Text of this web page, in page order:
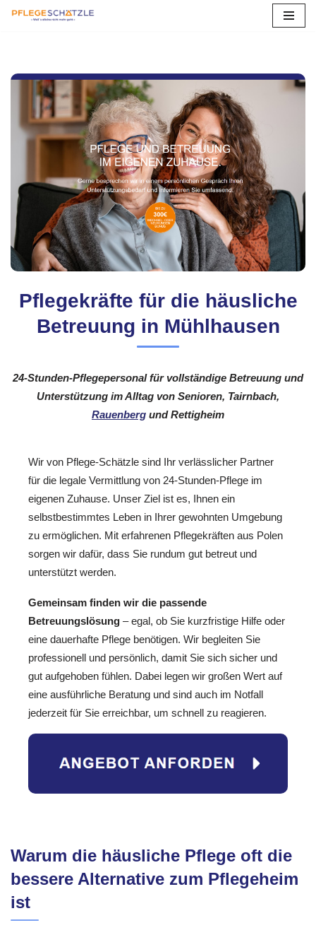
springen
Pflegekräfte für die häusliche
Betreuung in Mühlhausen
24-Stunden-Pflegepersonal für vollständige Betreuung und
Unterstützung im Alltag von Senioren, Tairnbach,
Rauenberg und Rettigheim
Wir von Pflege-Schätzle sind Ihr verlässlicher Partner
für die legale Vermittlung von 24-Stunden-Pflege im
eigenen Zuhause. Unser Ziel ist es, Ihnen ein
selbstbestimmtes Leben in Ihrer gewohnten Umgebung
zu ermöglichen. Mit erfahrenen Pflegekräften aus Polen
sorgen wir dafür, dass Sie rundum gut betreut und
unterstützt werden.
Gemeinsam finden wir die passende
Betreuungslösung – egal, ob Sie kurzfristige Hilfe oder
eine dauerhafte Pflege benötigen. Wir begleiten Sie
professionell und persönlich, damit Sie sich sicher und
gut aufgehoben fühlen. Dabei legen wir großen Wert auf
eine ausführliche Beratung und sind auch im Notfall
jederzeit für Sie erreichbar, um schnell zu reagieren.
Warum die häusliche Pflege oft die
bessere Alternative zum Pflegeheim
ist